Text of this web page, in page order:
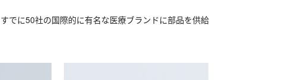
でに50社の国際的に有名な医療ブランドに部品を供給